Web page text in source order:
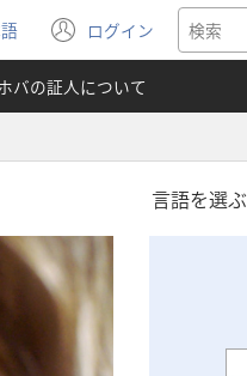
ログイン
（新
し
い
タ
で
バの証人について
言語を選ぶ